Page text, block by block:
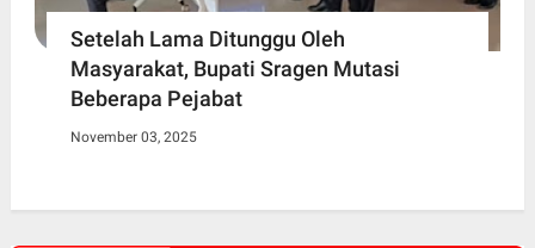
Setelah Lama Ditunggu Oleh
Masyarakat, Bupati Sragen Mutasi
Beberapa Pejabat
November 03, 2025